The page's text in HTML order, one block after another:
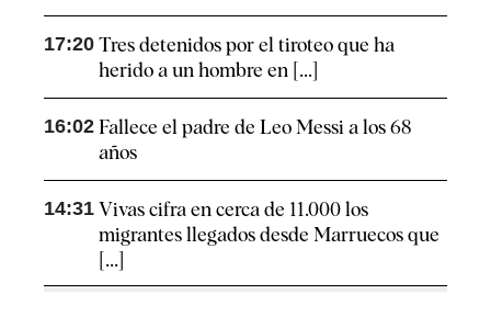
17:20 Tres detenidos por el tiroteo que ha
herido a un hombre en [...]
16:02 Fallece el padre de Leo Messi a los 68
años
14:31 Vivas cifra en cerca de 11.000 los
migrantes llegados desde Marruecos que
[...]